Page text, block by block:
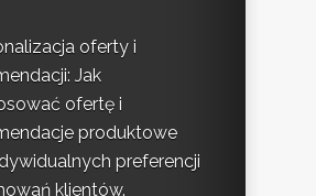
oferty i
Jak
ofertę i
produktowe
preferencji
klientów.